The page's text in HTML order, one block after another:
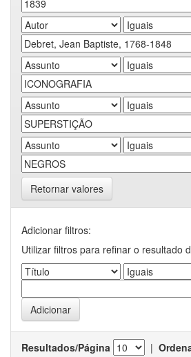
Retornar valores
Adicionar filtros:
Utilizar filtros para refinar o resultado
Resultados/Página |